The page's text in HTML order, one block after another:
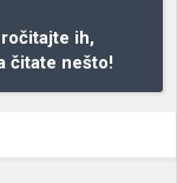
ih,
čitate nešto!